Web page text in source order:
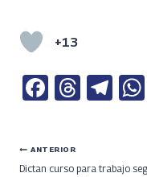
+13
Fa
b
o
T
a
Te
a
Navegación
ANTERIOR
Dictan curso para trabajo